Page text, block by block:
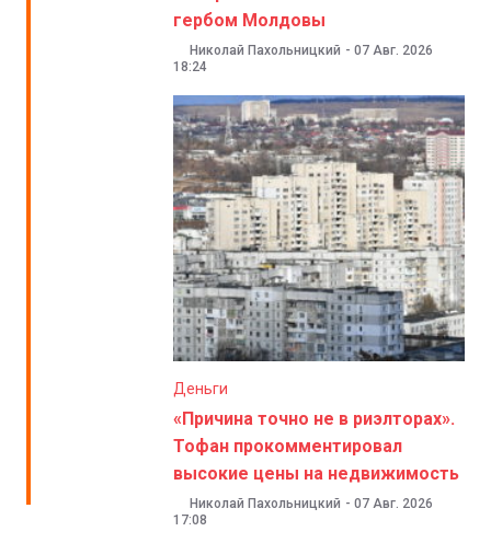
гербом Молдовы
Николай Пахольницкий - 07 Авг. 2026
18:24
Деньги
«Причина точно не в риэлторах».
Тофан прокомментировал
высокие цены на недвижимость
Николай Пахольницкий - 07 Авг. 2026
17:08